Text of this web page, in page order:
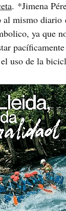
. *Jimena
al mismo diario
ya que
uso de la